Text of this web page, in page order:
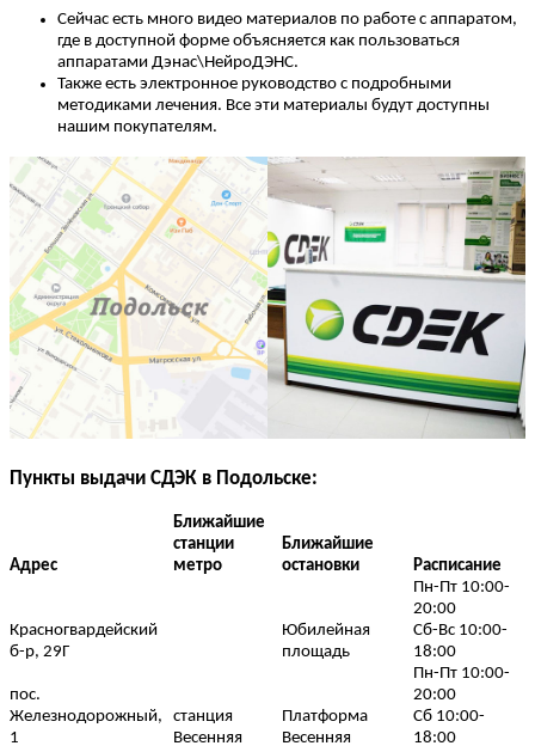
Сейчас есть много видео материалов по работе с аппаратом,
где в доступной форме объясняется как пользоваться
аппаратами Дэнас\НейроДЭНС.
Также есть электронное руководство с подробными
методиками лечения. Все эти материалы будут доступны
нашим покупателям.
Пункты выдачи СДЭК в Подольске:
Адрес
Ближайшие
станции
метро
Ближайшие
остановки
Расписание
Красногвардейский
б-р, 29Г
Юбилейная
площадь
Пн-Пт 10:00-
20:00
Сб-Вс 10:00-
18:00
пос.
Железнодорожный,
1
станция
Весенняя
Платформа
Весенняя
Пн-Пт 10:00-
20:00
Сб 10:00-
18:00